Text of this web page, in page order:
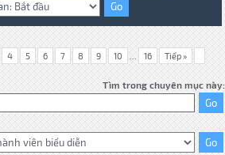
4 5 6 7 8 9 10 ... 16 Tiếp »
Tìm trong chuyên mục này: